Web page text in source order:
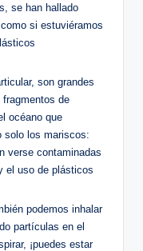
se han hallado
si estuviéramos
son grandes
de
océano que
solo los mariscos:
verse contaminadas
el uso de plásticos
podemos inhalar
partículas en el
¡puedes estar